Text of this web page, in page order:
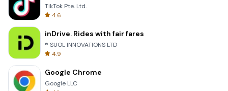
TikTok Pte. Ltd.
4.6
inDrive. Rides with fair fares
® SUOL INNOVATIONS LTD
4.9
Google Chrome
Google LLC